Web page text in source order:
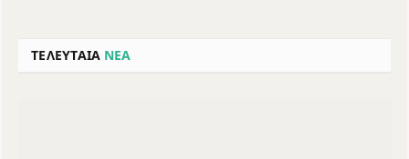
ΤΕΛΕΥΤΑΙΑ ΝΕΑ